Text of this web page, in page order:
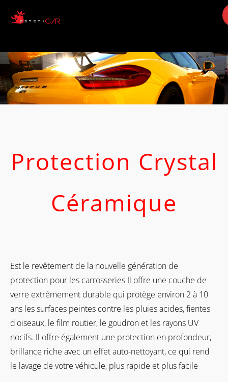
qui sommes nous ??
Services
Gallerie
Protection Crystal
Céramique
Est le revêtement de la nouvelle génération de
protection pour les carrosseries Il offre une couche de
verre extrêmement durable qui protège environ 2 à 10
ans les surfaces peintes contre les pluies acides, fientes
d'oiseaux, le film routier, le goudron et les rayons UV
nocifs. Il offre également une protection en profondeur,
brillance riche avec un effet auto-nettoyant, ce qui rend
le lavage de votre véhicule, plus rapide et plus facile